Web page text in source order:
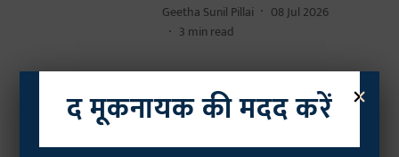
Geetha Sunil Pillai
08 Jul 2026
3 min read
×
द मूकनायक की मदद करें